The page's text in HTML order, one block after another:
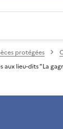
protégées
aux lieu-dits "La